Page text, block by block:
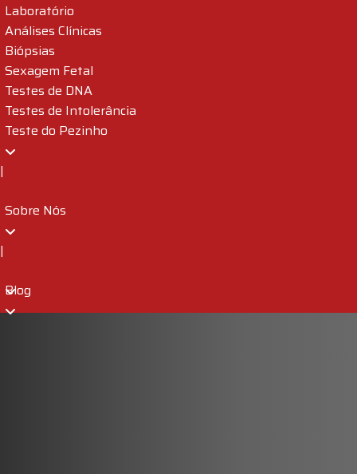
Laboratório
Análises Clínicas
Biópsias
Sexagem Fetal
Testes de DNA
Testes de Intolerância
Teste do Pezinho
|
Sobre Nós
|
Blog